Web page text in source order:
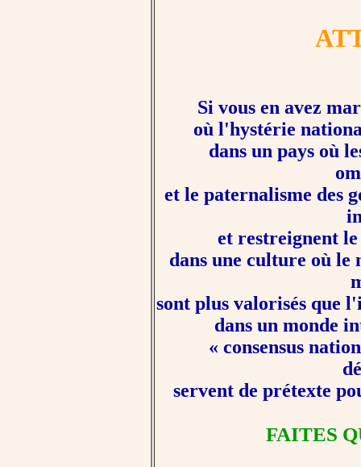
Si vous en avez
où l'hystérie
dans un pays où
et le paternalisme des
et restreignent
dans une culture où le
sont plus valorisés que
dans un monde
« consensus
servent de prétexte
FAITES